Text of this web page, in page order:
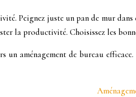
Peignez juste un pan de mur
la productivité. Choisissez les
aménagement de bureau